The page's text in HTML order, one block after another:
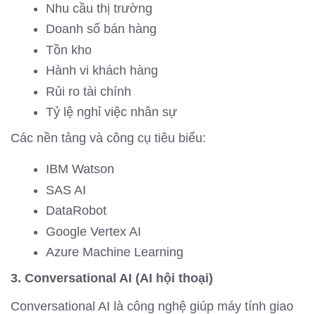
Nhu cầu thị trường
Doanh số bán hàng
Tồn kho
Hành vi khách hàng
Rủi ro tài chính
Tỷ lệ nghỉ việc nhân sự
Các nền tảng và công cụ tiêu biểu:
IBM Watson
SAS AI
DataRobot
Google Vertex AI
Azure Machine Learning
3. Conversational AI (AI hội thoại)
Conversational AI là công nghệ giúp máy tính giao